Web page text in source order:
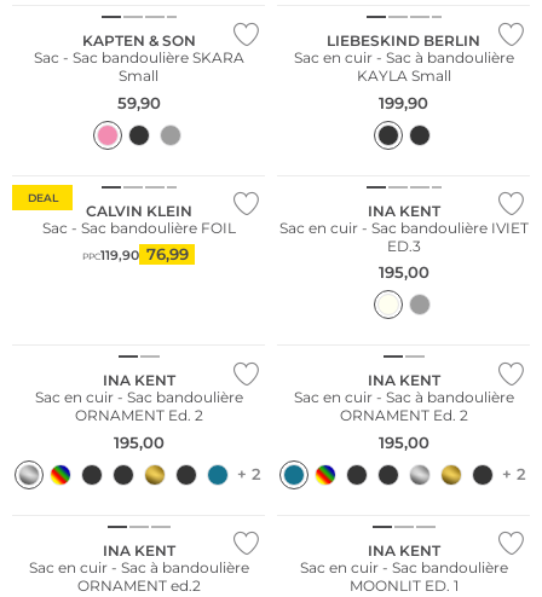
KAPTEN & SON
Sac - Sac bandoulière SKARA
Small
59,90
LIEBESKIND BERLIN
Sac en cuir - Sac à bandoulière
KAYLA Small
199,90
DEAL
CALVIN KLEIN
Sac - Sac bandoulière FOIL
PPC119,90 76,99
INA KENT
Sac en cuir - Sac bandoulière IVIET
ED.3
195,00
INA KENT
Sac en cuir - Sac bandoulière
ORNAMENT Ed. 2
195,00
+ 2
INA KENT
Sac en cuir - Sac à bandoulière
ORNAMENT Ed. 2
195,00
+ 2
Nous ♡ Autriche
INA KENT
Sac en cuir - Sac à bandoulière
ORNAMENT ed.2
Nous ♡ Autriche
INA KENT
Sac en cuir - Sac bandoulière
MOONLIT ED. 1